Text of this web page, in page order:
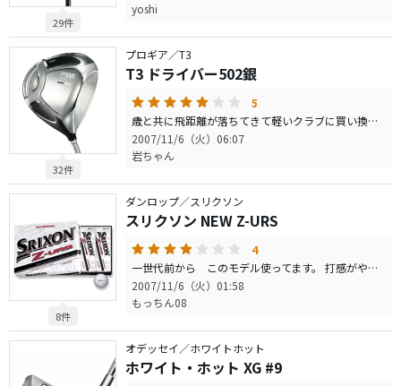
29件
yoshi
32件
プロギア／T3
T3 ドライバー502銀
5
歳と共に飛距離が落ちてきて軽いクラブに買い換えました。 「簡単ドライバーできました」のCMに誘われて…(^ム^) 買ってまだ１ヶ月ちょいですが、飛距離、方向性とも まずまずと満足してます。\(◎o◎)／！
2007/11/6（火）06:07
岩ちゃん
8件
ダンロップ／スリクソン
スリクソン NEW Z-URS
4
一世代前から このモデル使ってます。 打感がやわらかく 吸い付きすぎず いい感じで 飛んでってくれます。 スピンもそれなりに きいてくれますし、傷にも ぞんがい 強く感じます。
2007/11/6（火）01:58
もっちん08
オデッセイ／ホワイトホット
ホワイト・ホット XG #9